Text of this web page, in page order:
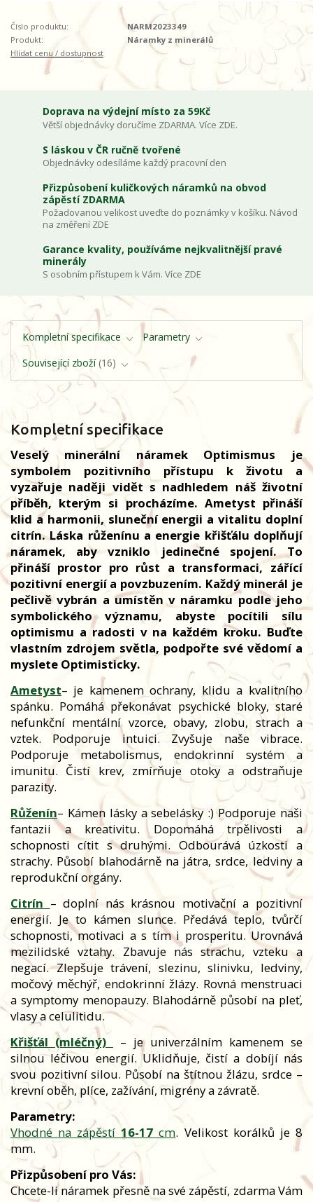
Číslo produktu:
NARM2023349
Produkt:
Náramky z minerálů
Hlídat cenu / dostupnost
Doprava na výdejní místo za 59Kč
Větší objednávky doručíme ZDARMA. Více ZDE.
S láskou v ČR ručně tvořené
Objednávky odesíláme každý pracovní den
Přizpůsobení kuličkových náramků na obvod
zápěstí ZDARMA
Požadovanou velikost uveďte do poznámky v košíku. Návod
na změření ZDE
Garance kvality, používáme nejkvalitnější pravé
minerály
S osobním přístupem k Vám. Více ZDE
Kompletní specifikace
Parametry
Související zboží 16
Kompletní specifikace
Veselý minerální náramek Optimismus je
symbolem pozitivního přístupu k životu a
vyzařuje naději vidět s nadhledem náš životní
příběh, kterým si procházíme. Ametyst přináší
klid a harmonii, sluneční energii a vitalitu doplní
citrín. Láska růženínu a energie křišťálu doplňují
náramek, aby vzniklo jedinečné spojení. To
přináší prostor pro růst a transformaci, zářící
pozitivní energií a povzbuzením. Každý minerál je
pečlivě vybrán a umístěn v náramku podle jeho
symbolického významu, abyste pocítili sílu
optimismu a radosti v na každém kroku. Buďte
vlastním zdrojem světla, podpořte své vědomí a
myslete Optimisticky.
Ametyst– je kamenem ochrany, klidu a kvalitního
spánku. Pomáhá překonávat psychické bloky, staré
nefunkční mentální vzorce, obavy, zlobu, strach a
vztek. Podporuje intuici. Zvyšuje naše vibrace.
Podporuje metabolismus, endokrinní systém a
imunitu. Čistí krev, zmírňuje otoky a odstraňuje
parazity.
Růženín– Kámen lásky a sebelásky :) Podporuje naši
fantazii a kreativitu. Dopomáhá trpělivosti a
schopnosti cítit s druhými. Odbourává úzkosti a
strachy. Působí blahodárně na játra, srdce, ledviny a
reprodukční orgány.
Citrín – doplní nás krásnou motivační a pozitivní
energií. Je to kámen slunce. Předává teplo, tvůrčí
schopnosti, motivaci a s tím i prosperitu. Urovnává
mezilidské vztahy. Zbavuje nás strachu, vzteku a
negací. Zlepšuje trávení, slezinu, slinivku, ledviny,
močový měchýř, endokrinní žlázy. Rovná menstruaci
a symptomy menopauzy. Blahodárně působí na pleť,
vlasy a celulitidu.
Křišťál (mléčný)
– je univerzálním kamenem se
silnou léčivou energií. Uklidňuje, čistí a dobíjí nás
svou pozitivní silou. Působí na štítnou žlázu, srdce –
krevní oběh, plíce, zažívání, migrény a závratě.
Parametry:
Vhodné na zápěstí16-17 cm. Velikost korálků je 8
mm.
Přizpůsobení pro Vás:
Chcete-li náramek přesně na své zápěstí, zdarma Vám